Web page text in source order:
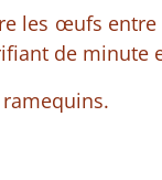
les œufs entre
de minute